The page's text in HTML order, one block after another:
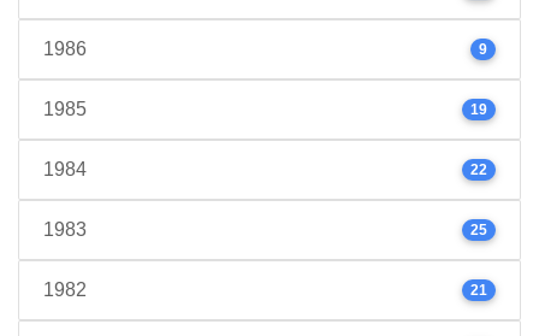
1986 9
1985 19
1984 22
1983 25
1982 21